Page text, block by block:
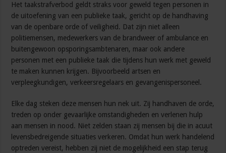
Het taakstrafverbod geldt straks voor geweld tegen personen in
de uitoefening van een publieke taak, gericht op de handhaving
van de openbare orde of veiligheid. Dat zijn niet alleen
politiemensen, medewerkers van de brandweer of ambulance en
buitengewoon opsporingsambtenaren, maar ook andere
personen met een publieke taak die tijdens hun werk met geweld
te maken kunnen krijgen. Bijvoorbeeld artsen en
verpleegkundigen, verkeersregelaars en gevangenispersoneel.
Elke dag steken deze mensen hun nek uit. Zij handhaven de orde,
treden op onder gevaarlijke omstandigheden en verlenen hulp
aan mensen in nood. Niet zelden staan zij mensen bij die in acuut
levensbedreigende situaties verkeren. Omdat hun werk handelend
optreden vereist, hebben zij niet de mogelijkheid een stap terug